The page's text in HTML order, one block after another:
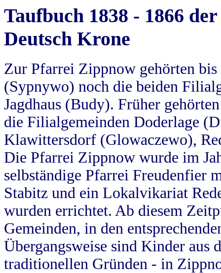
Taufbuch 1838 - 1866
Deutsch Krone
Zur Pfarrei Zippnow gehörten
(Sypnywo) noch die beiden
Jagdhaus (Budy). Früher
die Filialgemeinden Doderlage
Klawittersdorf (Glowaczewo),
Die Pfarrei Zippnow wurde im
selbständige Pfarrei Freudenfier
Stabitz und ein Lokalvikariat
wurden errichtet. Ab diesem
Gemeinden, in den
Übergangsweise sind Kinder aus
traditionellen Gründen - in